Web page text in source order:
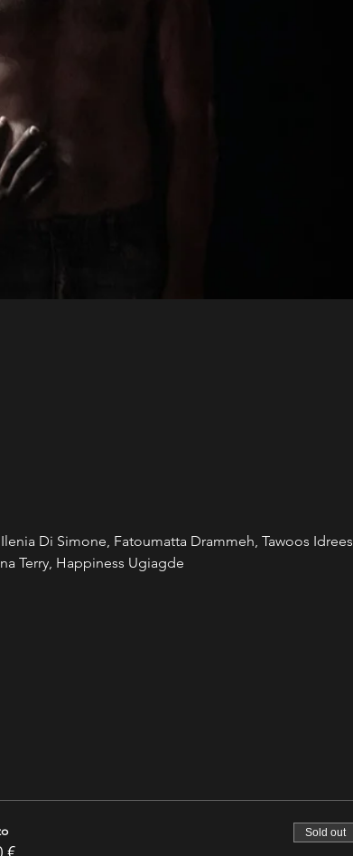
Di Simone, Fatoumatta Drammeh, Tawoos Idrees
Terry, Happiness Ugiagde
Sold out